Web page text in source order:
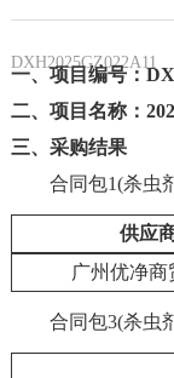
DXH2025GZ022A11
一、项目编号：
二、项目名称：
三、采购结果
合同包1(杀虫
供应
广州优净商
合同包3(杀虫